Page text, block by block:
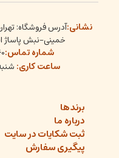
نشانی:آدرس فروشگاه:
خمینی-نبش پاساژ ایرانیان
شماره تماس:
ساعت کاری:
برندها
درباره ما
ثبت شکایات در سایت
پیگیری سفارش